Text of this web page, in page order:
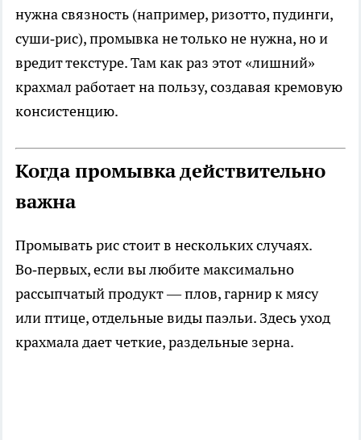
нужна связность (например, ризотто, пудинги,
суши‑рис), промывка не только не нужна, но и
вредит текстуре. Там как раз этот «лишний»
крахмал работает на пользу, создавая кремовую
консистенцию.
Когда промывка действительно
важна
Промывать рис стоит в нескольких случаях.
Во‑первых, если вы любите максимально
рассыпчатый продукт — плов, гарнир к мясу
или птице, отдельные виды паэльи. Здесь уход
крахмала дает четкие, раздельные зерна.